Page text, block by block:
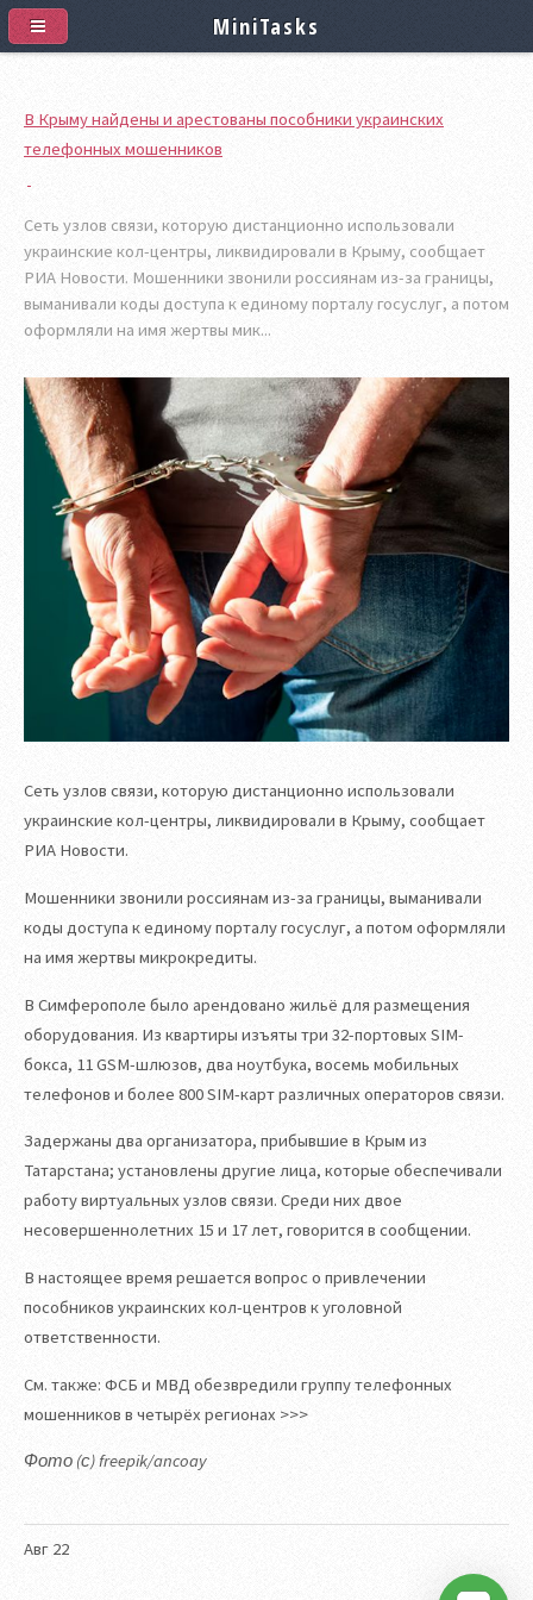
В Крыму найдены и арестованы пособники украинских
телефонных мошенников
Сеть узлов связи, которую дистанционно использовали
украинские кол-центры, ликвидировали в Крыму, сообщает
РИА Новости. Мошенники звонили россиянам из-за границы,
выманивали коды доступа к единому порталу госуслуг, а потом
оформляли на имя жертвы мик...
Авг 22
Сеть узлов связи, которую дистанционно использовали
украинские кол-центры, ликвидировали в Крыму, сообщает
РИА Новости.
Мошенники звонили россиянам из-за границы, выманивали
коды доступа к единому порталу госуслуг, а потом оформляли
на имя жертвы микрокредиты.
В Симферополе было арендовано жильё для размещения
оборудования. Из квартиры изъяты три 32-портовых SIM-
бокса, 11 GSM-шлюзов, два ноутбука, восемь мобильных
телефонов и более 800 SIM-карт различных операторов связи.
Задержаны два организатора, прибывшие в Крым из
Татарстана; установлены другие лица, которые обеспечивали
работу виртуальных узлов связи. Среди них двое
несовершеннолетних 15 и 17 лет, говорится в сообщении.
В настоящее время решается вопрос о привлечении
пособников украинских кол-центров к уголовной
ответственности.
См. также: ФСБ и МВД обезвредили группу телефонных
мошенников в четырёх регионах >>>
Фото (с) freepik/ancoay
MiniTasks